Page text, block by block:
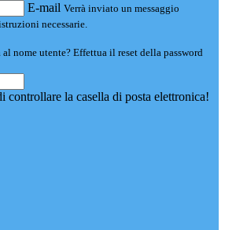
E-mail Verrà inviato un messaggio
necessarie.
nome utente? Effettua il reset della password
controllare la casella di posta elettronica!